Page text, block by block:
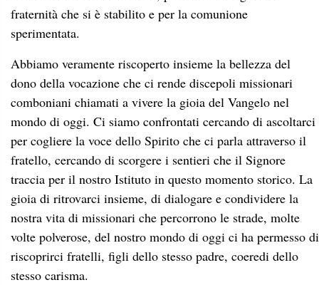
fraternità che si è stabilito e per la comunione
sperimentata.
Abbiamo veramente riscoperto insieme la bellezza del
dono della vocazione che ci rende discepoli missionari
comboniani chiamati a vivere la gioia del Vangelo nel
mondo di oggi. Ci siamo confrontati cercando di ascoltarci
per cogliere la voce dello Spirito che ci parla attraverso il
fratello, cercando di scorgere i sentieri che il Signore
traccia per il nostro Istituto in questo momento storico. La
gioia di ritrovarci insieme, di dialogare e condividere la
nostra vita di missionari che percorrono le strade, molte
volte polverose, del nostro mondo di oggi ci ha permesso di
riscoprirci fratelli, figli dello stesso padre, coeredi dello
stesso carisma.